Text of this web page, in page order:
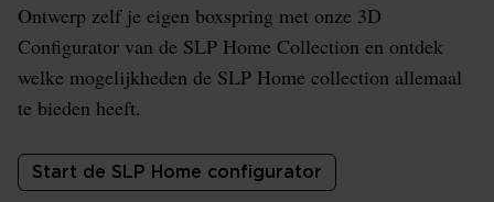
Ontwerp zelf je eigen boxspring met onze 3D
Configurator van de SLP Home Collection en ontdek
welke mogelijkheden de SLP Home collection allemaal
te bieden heeft.
Start de SLP Home configurator